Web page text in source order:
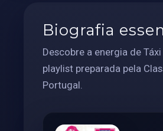
Biografia
Descobre a energia de
playlist preparada pela
Portugal.